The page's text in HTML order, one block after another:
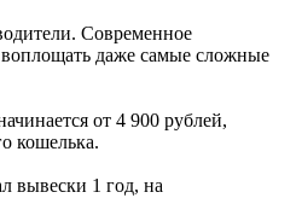
Современное
даже самые сложные
от 4 900 рублей,
кошелька.
вывески 1 год, на